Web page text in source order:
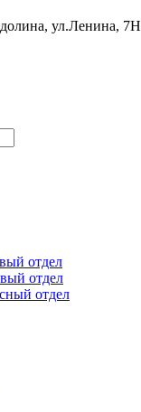
ул.Ленина, 7Н
отдел
отдел
отдел